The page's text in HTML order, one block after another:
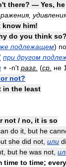
't there? — Yes, he
,
know him!
do you think so?
же подлежащем)
при другом
+ -n't разг (ср не 1
or not?
in the least
not / no, it is so
do it but he
she did not или
but he was not
time to time; every